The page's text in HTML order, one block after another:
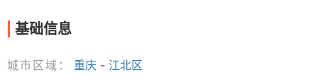
基础信息
城市区域： 重庆 - 江北区